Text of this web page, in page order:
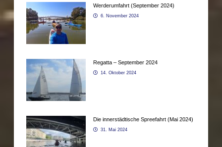
Werderumfahrt (September 2024)
6. November 2024
Regatta – September 2024
14. Oktober 2024
Die innerstädtische Spreefahrt (Mai 2024)
31. Mai 2024